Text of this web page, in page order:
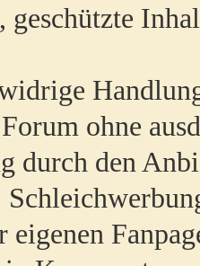
geschützte
ohne
durch den
eigenen